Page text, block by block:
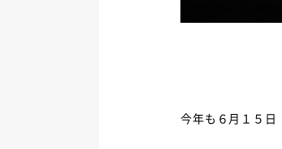
今年も６月１５日